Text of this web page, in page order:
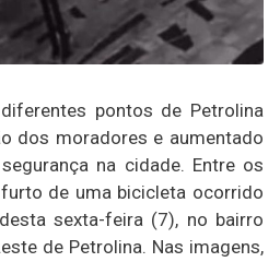
pontos de Petrolina
dos moradores e aumentado
na cidade. Entre os
de uma bicicleta ocorrido
sexta-feira (7), no bairro
de Petrolina. Nas imagens,